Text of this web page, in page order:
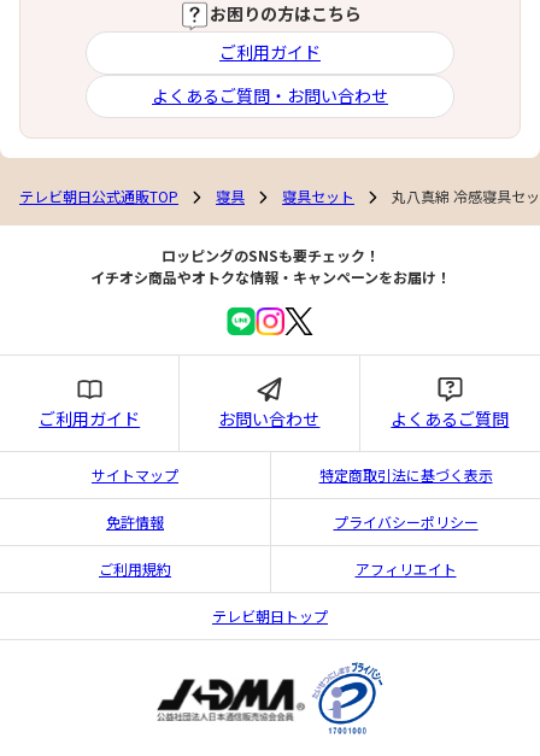
お困りの方はこちら
ご利用ガイド
よくあるご質問・お問い合わせ
テレビ朝日公式通販TOP 寝具 寝具セット 丸八真綿 冷感寝具セ
ロッピングのSNSも要チェック！
イチオシ商品やオトクな情報・キャンペーンをお届け！
ご利用ガイド お問い合わせ よくあるご質問
サイトマップ 特定商取引法に基づく表示
免許情報 プライバシーポリシー
ご利用規約 アフィリエイト
テレビ朝日トップ